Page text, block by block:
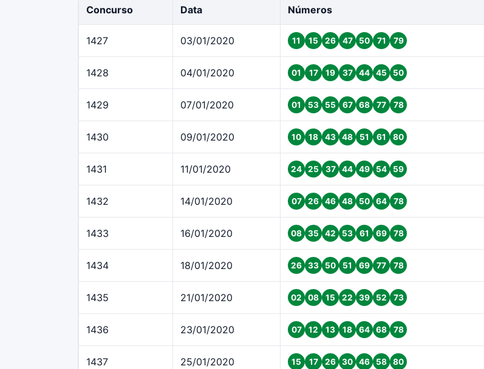
Concurso Data Números
1427 03/01/2020 11 15 26 47 50 71 79
1428 04/01/2020 01 17 19 37 44 45 50
1429 07/01/2020 01 53 55 67 68 77 78
1430 09/01/2020 10 18 43 48 51 61 80
1431 11/01/2020 24 25 37 44 49 54 59
1432 14/01/2020 07 26 46 48 50 64 78
1433 16/01/2020 08 35 42 53 61 69 78
1434 18/01/2020 26 33 50 51 69 77 78
1435 21/01/2020 02 08 15 22 39 52 73
1436 23/01/2020 07 12 13 18 64 68 78
1437 25/01/2020 15 17 26 30 46 58 80